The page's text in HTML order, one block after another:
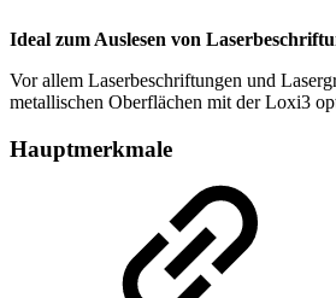
Ideal zum Auslesen von
Vor allem Laserbeschriftungen und
metallischen Oberflächen mit der Loxi3
Hauptmerkmale